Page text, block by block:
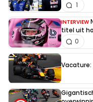
1
INTERVIEW
titel uit
0
Vacature: